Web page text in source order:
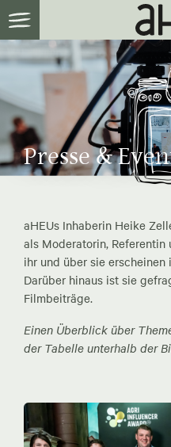
Presse &
aHEUs Inhaberin Heike
als Moderatorin,
ihr und über sie
Darüber hinaus ist sie
Filmbeiträge.
Einen Überblick über
der Tabelle unterhalb der